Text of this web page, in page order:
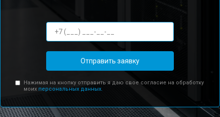
Отправить заявку
Нажимая на кнопку отправить я даю свое согласие на обработку
моих персональных данных.